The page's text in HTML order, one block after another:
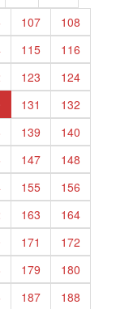
107
108
115
116
123
124
131
132
139
140
147
148
155
156
163
164
171
172
179
180
187
188